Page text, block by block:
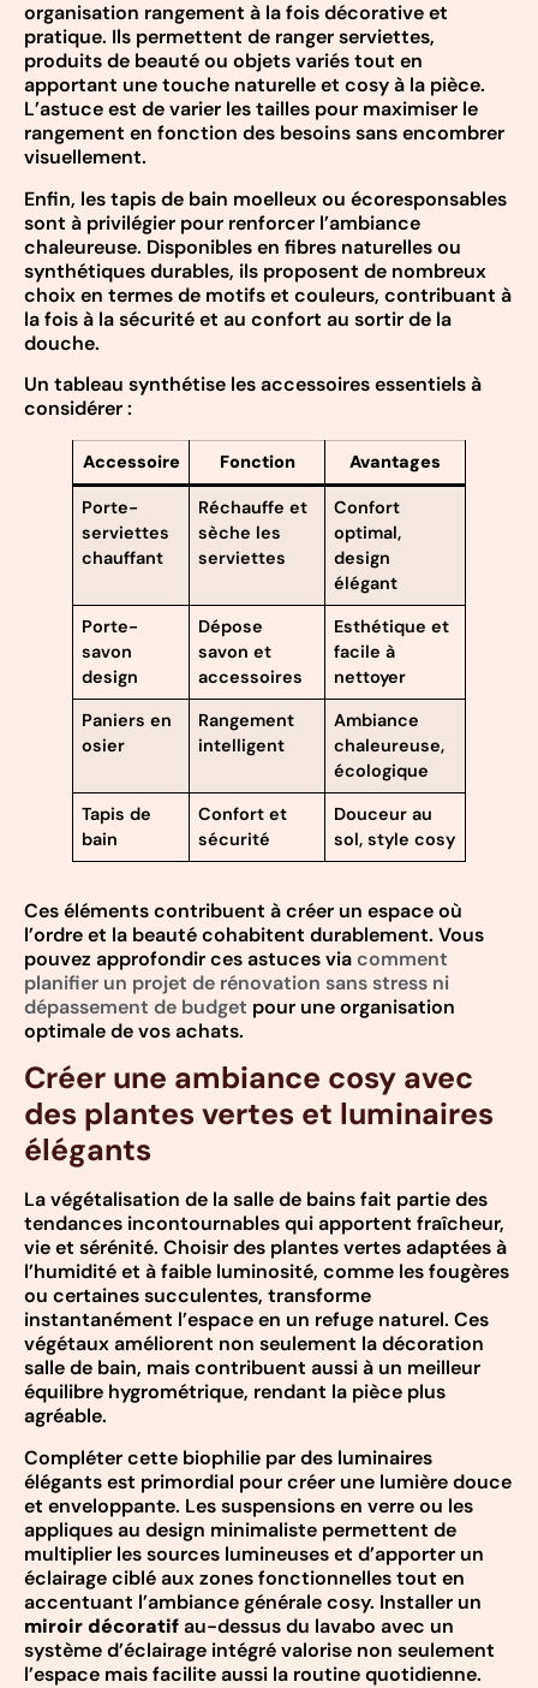
organisation rangement à la fois décorative et
pratique. Ils permettent de ranger serviettes,
produits de beauté ou objets variés tout en
apportant une touche naturelle et cosy à la pièce.
L’astuce est de varier les tailles pour maximiser le
rangement en fonction des besoins sans encombrer
visuellement.
Enfin, les tapis de bain moelleux ou écoresponsables
sont à privilégier pour renforcer l’ambiance
chaleureuse. Disponibles en fibres naturelles ou
synthétiques durables, ils proposent de nombreux
choix en termes de motifs et couleurs, contribuant à
la fois à la sécurité et au confort au sortir de la
douche.
Un tableau synthétise les accessoires essentiels à
considérer :
Accessoire Fonction Avantages
Porte-
serviettes
chauffant
Réchauffe et
sèche les
serviettes
Confort
optimal,
design
élégant
Porte-
savon
design
Dépose
savon et
accessoires
Esthétique et
facile à
nettoyer
Paniers en
osier
Rangement
intelligent
Ambiance
chaleureuse,
écologique
Tapis de
bain
Confort et
sécurité
Douceur au
sol, style cosy
Ces éléments contribuent à créer un espace où
l’ordre et la beauté cohabitent durablement. Vous
pouvez approfondir ces astuces viacomment
planifier un projet de rénovation sans stress ni
dépassement de budget pour une organisation
optimale de vos achats.
Créer une ambiance cosy avec
des plantes vertes et luminaires
élégants
La végétalisation de la salle de bains fait partie des
tendances incontournables qui apportent fraîcheur,
vie et sérénité. Choisir des plantes vertes adaptées à
l’humidité et à faible luminosité, comme les fougères
ou certaines succulentes, transforme
instantanément l’espace en un refuge naturel. Ces
végétaux améliorent non seulement la décoration
salle de bain, mais contribuent aussi à un meilleur
équilibre hygrométrique, rendant la pièce plus
agréable.
Compléter cette biophilie par des luminaires
élégants est primordial pour créer une lumière douce
et enveloppante. Les suspensions en verre ou les
appliques au design minimaliste permettent de
multiplier les sources lumineuses et d’apporter un
éclairage ciblé aux zones fonctionnelles tout en
accentuant l’ambiance générale cosy. Installer un
miroir décoratifau-dessus du lavabo avec un
système d’éclairage intégré valorise non seulement
l’espace mais facilite aussi la routine quotidienne.